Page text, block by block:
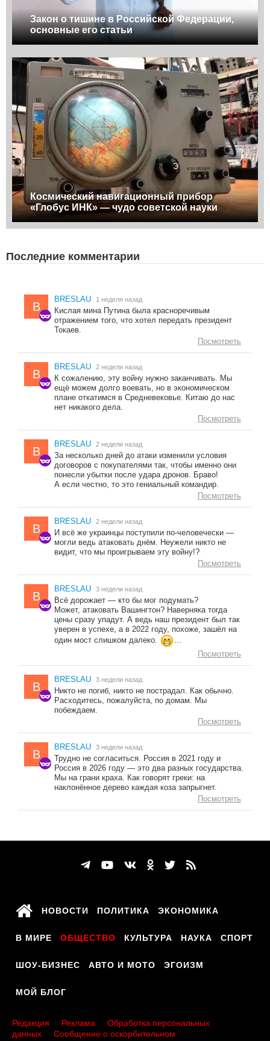
Закон о тишине в Российской Федерации,
основные его статьи
Космический навигационный прибор
«Глобус ИНК» — чудо советской науки
Последние комментарии
B
BRESLAU 1 неделя назад
Кислая мина Путина была красноречивым
отражением того, что хотел передать президент
Токаев.
Посмотреть
B
BRESLAU 2 недели назад
К сожалению, эту войну нужно заканчивать. Мы
ещё можем долго воевать, но в экономическом
плане откатимся в Средневековье. Китаю до нас
нет никакого дела.
Посмотреть
B
BRESLAU 2 недели назад
За несколько дней до атаки изменили условия
договоров с покупателями так, чтобы именно они
понесли убытки после удара дронов. Браво!
А если честно, то это гениальный командир.
Посмотреть
B
BRESLAU 2 недели назад
И всё же украинцы поступили по-человечески —
могли ведь атаковать днём. Неужели никто не
видит, что мы проигрываем эту войну!?
Посмотреть
B
BRESLAU 3 недели назад
Всё дорожает — кто бы мог подумать?
Может, атаковать Вашингтон? Наверняка тогда
цены сразу упадут. А ведь наш президент был так
уверен в успехе, а в 2022 году, похоже, зашёл на
один мост слишком далеко.
...
Посмотреть
B
BRESLAU 3 недели назад
Никто не погиб, никто не пострадал. Как обычно.
Расходитесь, пожалуйста, по домам. Мы
побеждаем.
Посмотреть
B
BRESLAU 3 недели назад
Трудно не согласиться. Россия в 2021 году и
Россия в 2026 году — это два разных государства.
Мы на грани краха. Как говорят греки: на
наклонённое дерево каждая коза запрыгнет.
Посмотреть
НОВОСТИ ПОЛИТИКА ЭКОНОМИКА
В МИРЕ ОБЩЕСТВО КУЛЬТУРА НАУКА СПОРТ
ШОУ-БИЗНЕС АВТО И МОТО ЭГОИЗМ
МОЙ БЛОГ
Редакция Реклама
Обработка персональных
данных
Сообщение о оскорбительном